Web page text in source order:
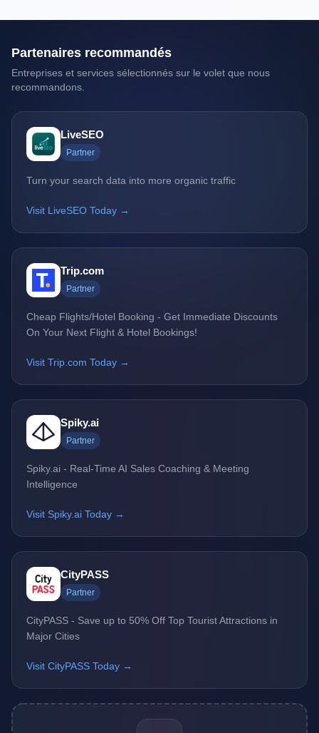
Partenaires recommandés
Entreprises et services sélectionnés sur le volet que nous
recommandons.
LiveSEO
Partner
Turn your search data into more organic traffic
Visit LiveSEO Today →
Trip.com
Partner
Cheap Flights/Hotel Booking - Get Immediate Discounts
On Your Next Flight & Hotel Bookings!
Visit Trip.com Today →
Spiky.ai
Partner
Spiky.ai - Real-Time AI Sales Coaching & Meeting
Intelligence
Visit Spiky.ai Today →
CityPASS
Partner
CityPASS - Save up to 50% Off Top Tourist Attractions in
Major Cities
Visit CityPASS Today →